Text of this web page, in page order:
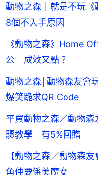
動物之森｜就是不玩
8個不入手原因
《動物之森》Home
公 成效又點？
動物之森│動物森友會
爆笑跪求QR Code
平買動物之森／動物
驟教學 有5%回贈
【動物之森／動物森
角仲要係美魔女